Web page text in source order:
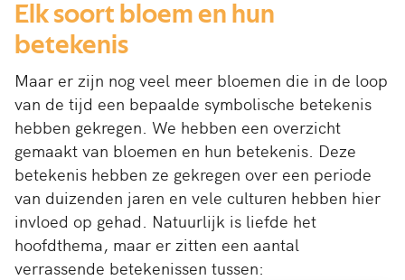
Elk soort bloem en hun
betekenis
Maar er zijn nog veel meer bloemen die in de loop
van de tijd een bepaalde symbolische betekenis
hebben gekregen. We hebben een overzicht
gemaakt van bloemen en hun betekenis. Deze
betekenis hebben ze gekregen over een periode
van duizenden jaren en vele culturen hebben hier
invloed op gehad. Natuurlijk is liefde het
hoofdthema, maar er zitten een aantal
verrassende betekenissen tussen: